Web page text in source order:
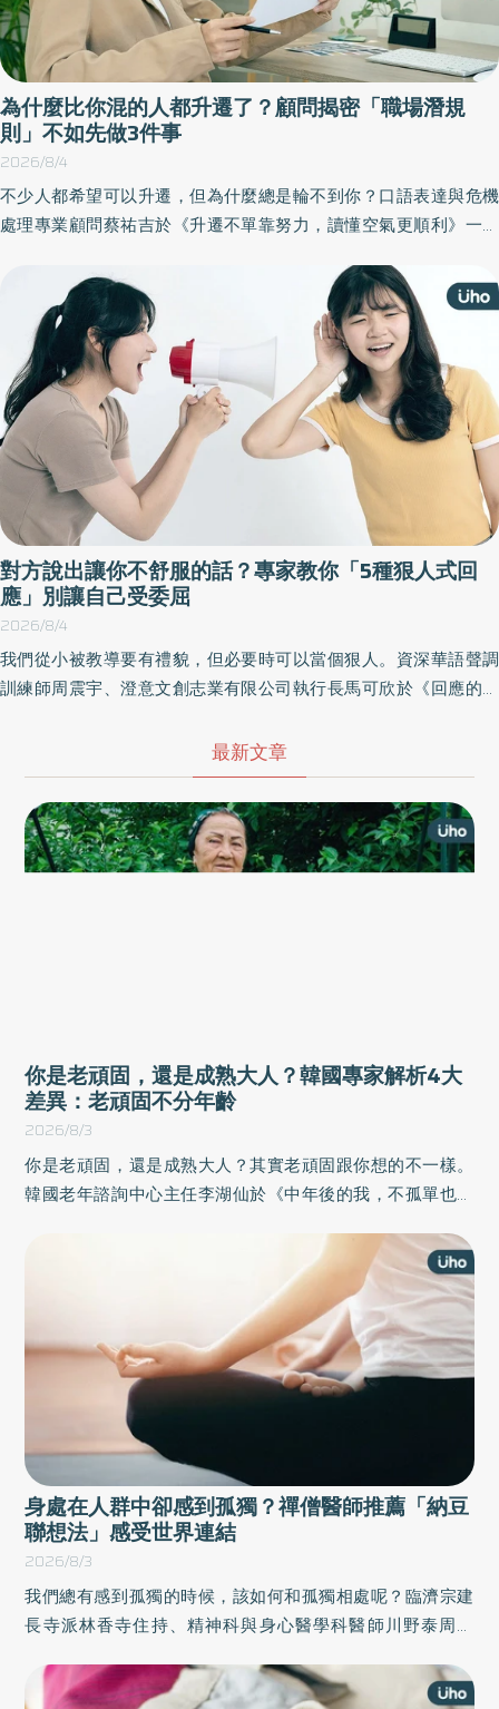
為什麼比你混的人都升遷了？顧問揭密「職場潛規
則」不如先做3件事
2026/8/4
不少人都希望可以升遷，但為什麼總是輪不到你？口語表達與危機
處理專業顧問蔡祐吉於《升遷不單靠努力，讀懂空氣更順利》一書
以和讀者互動的情境破題，接著解構其原因，後提出最有效的實際
解方，為自己在工作場合中，建立正向影響力。以下為原書摘文：
對方說出讓你不舒服的話？專家教你「5種狠人式回
應」別讓自己受委屈
2026/8/4
我們從小被教導要有禮貌，但必要時可以當個狠人。資深華語聲調
訓練師周震宇、澄意文創志業有限公司執行長馬可欣於《回應的力
識的反應」進化為「有意識的回應」，不壓抑情緒、不惡語相向，
也不讓自己陷入過度消耗，引導他人以適當的方式對待自己。以下
為原書摘文：
最新文章
你是老頑固，還是成熟大人？韓國專家解析4大
差異：老頑固不分年齡
2026/8/3
你是老頑固，還是成熟大人？其實老頑固跟你想的不一樣。
韓國老年諮詢中心主任李湖仙於《中年後的我，不孤單也不
己、家人、朋友及社會的關係，指引讀者在邁入中老年的過
程中，直面複雜的人際處境，並建立深刻的人際連結。以下
身處在人群中卻感到孤獨？禪僧醫師推薦「納豆
聯想法」感受世界連結
2026/8/3
我們總有感到孤獨的時候，該如何和孤獨相處呢？臨濟宗建
長寺派林香寺住持、精神科與身心醫學科醫師川野泰周於
智慧與西方精神醫學的科學實證，歸納出一套「極簡身心重